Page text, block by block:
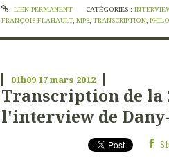
LIEN PERMANENT CATÉGORIES :
FRANÇOIS FLAHAULT, MP3, TRANSCRIPTION,
01h0917mars 2012
Transcription de la
l'interview de